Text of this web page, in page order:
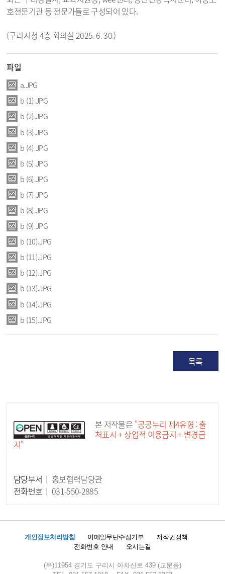
호전문기관 등 전문가들로 구성되어 있다.
(구리시청 4층 회의실 2025. 6. 30.)
파일
a.JPG
b (1).JPG
b (2).JPG
b (3).JPG
b (4).JPG
b (5).JPG
b (6).JPG
b (7).JPG
b (8).JPG
b (9).JPG
b (10).JPG
b (11).JPG
b (12).JPG
b (13).JPG
b (14).JPG
b (15).JPG
목록
본 저작물은 "공공누리 제4유형 : 출
처표시 + 상업적 이용금지 + 변경금
지"
담당부서
홍보협력담당관
전화번호
031-550-2885
개인정보처리방침 이메일무단수집거부
저작권정책
전화번호 안내
오시는길
(우)11954 경기도 구리시 아차산로 439 (교문동)